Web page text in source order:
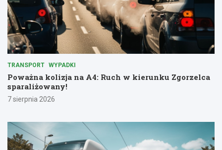
TRANSPORT WYPADKI
Poważna kolizja na A4: Ruch w kierunku Zgorzelca
sparaliżowany!
7 sierpnia 2026